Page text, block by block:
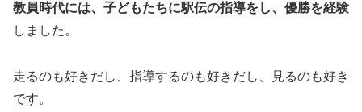
教員時代には、子どもたちに駅伝の指導をし、優勝を経験
しました。
走るのも好きだし、指導するのも好きだし、見るのも好き
です。